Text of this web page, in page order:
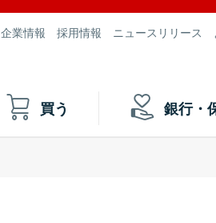
企業情報 採用情報 ニュースリリース
買う 銀行・